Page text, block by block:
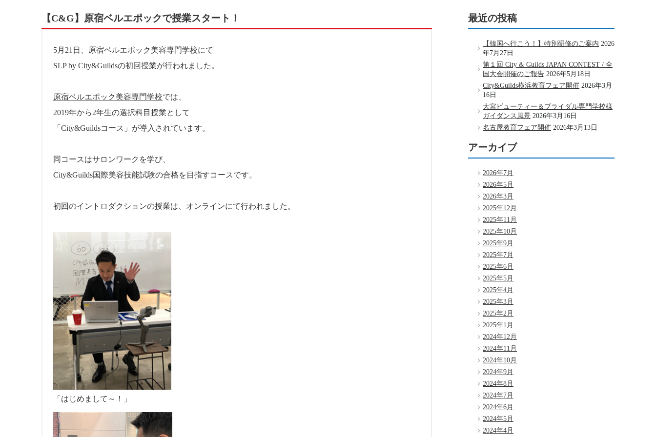
【C&G】原宿ベルエポックで授業スタート！
5月21日、原宿ベルエポック美容専門学校にて
SLP by City&Guildsの初回授業が行われました。
原宿ベルエポック美容専門学校では、
2019年から2年生の選択科目授業として
「City&Guildsコース」が導入されています。
同コースはサロンワークを学び、
City&Guilds国際美容技能試験の合格を目指すコースです。
初回のイントロダクションの授業は、オンラインにて行われました。
「はじめまして～！」
最近の投稿
【韓国へ行こう！】特別研修のご案内 2026
年7月27日
第１回 City & Guilds JAPAN CONTEST / 全
国大会開催のご報告 2026年5月18日
City&Guilds横浜教育フェア開催 2026年3月
16日
大宮ビューティー＆ブライダル専門学校様
ガイダンス風景 2026年3月16日
名古屋教育フェア開催 2026年3月13日
アーカイブ
2026年7月
2026年5月
2026年3月
2025年12月
2025年11月
2025年10月
2025年9月
2025年7月
2025年6月
2025年5月
2025年4月
2025年3月
2025年2月
2025年1月
2024年12月
2024年11月
2024年10月
2024年9月
2024年8月
2024年7月
2024年6月
2024年5月
2024年4月